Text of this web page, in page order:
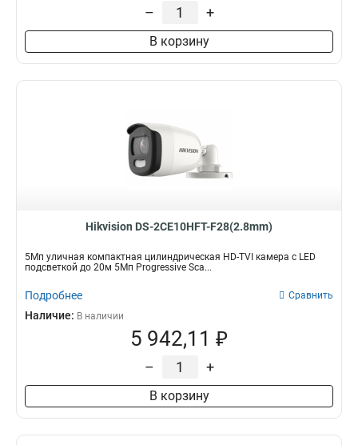
– +
В корзину
Hikvision DS-2CE10HFT-F28(2.8mm)
5Мп уличная компактная цилиндрическая HD-TVI камера с LED
подсветкой до 20м 5Мп Progressive Sca...
Подробнее Сравнить
Наличие: В наличии
5 942,11 ₽
– +
В корзину